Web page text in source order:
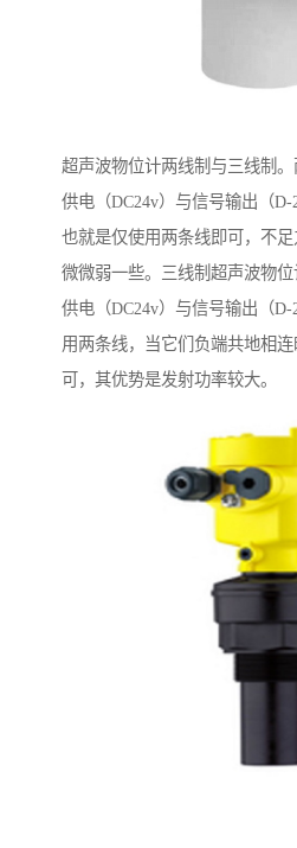
超声波物位计两线制与三线制
供电（DC24v）与信号输出（D-
也就是仅使用两条线即可，不
微微弱一些。三线制超声波物
供电（DC24v）与信号输出（
用两条线，当它们负端共地相
可，其优势是发射功率较大。